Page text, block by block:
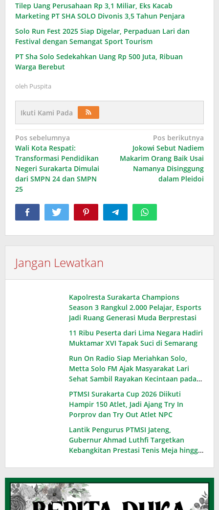
Tilep Uang Perusahaan Rp 3,1 Miliar, Eks Kacab
Marketing PT SHA SOLO Divonis 3,5 Tahun Penjara
Solo Run Fest 2025 Siap Digelar, Perpaduan Lari dan
Festival dengan Semangat Sport Tourism
PT Sha Solo Sedekahkan Uang Rp 500 Juta, Ribuan
Warga Berebut
oleh Puspita
Ikuti Kami Pada
Navigasi
pos
Pos sebelumnya
Wali Kota Respati:
Transformasi Pendidikan
Negeri Surakarta Dimulai
dari SMPN 24 dan SMPN
25
Pos berikutnya
Jokowi Sebut Nadiem
Makarim Orang Baik Usai
Namanya Disinggung
dalam Pleidoi
Jangan Lewatkan
Kapolresta Surakarta Champions
Season 3 Rangkul 2.000 Pelajar, Esports
Jadi Ruang Generasi Muda Berprestasi
11 Ribu Peserta dari Lima Negara Hadiri
Muktamar XVI Tapak Suci di Semarang
Run On Radio Siap Meriahkan Solo,
Metta Solo FM Ajak Masyarakat Lari
Sehat Sambil Rayakan Kecintaan pada
PTMSI Surakarta Cup 2026 Diikuti
Hampir 150 Atlet, Jadi Ajang Try In
Porprov dan Try Out Atlet NPC
Lantik Pengurus PTMSI Jateng,
Gubernur Ahmad Luthfi Targetkan
Kebangkitan Prestasi Tenis Meja hingga